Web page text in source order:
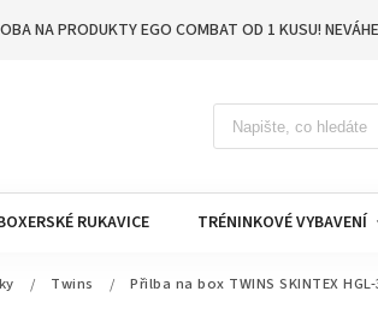
NA PRODUKTY EGO COMBAT OD 1 KUSU!
RUKAVICE TRÉNINKOVÉ VYBAVENÍ
/ Twins / Přilba na box TWINS SKINTEX